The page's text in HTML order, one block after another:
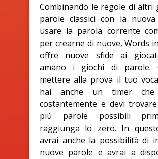
Combinando le regole di altri
parole classici con la
usare la parola corrente
per crearne di nuove, Words
offre nuove sfide ai
amano i giochi di parole.
mettere alla prova il tuo
hai anche un timer che
costantemente e devi
più parole possibili
raggiunga lo zero. In
avrai anche la possibilità di
nuove parole e avrai a